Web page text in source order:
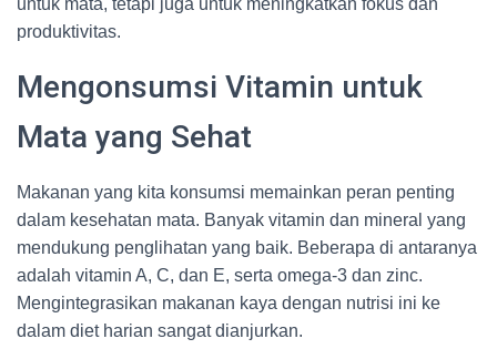
untuk mata, tetapi juga untuk meningkatkan fokus dan
produktivitas.
Mengonsumsi Vitamin untuk
Mata yang Sehat
Makanan yang kita konsumsi memainkan peran penting
dalam kesehatan mata. Banyak vitamin dan mineral yang
mendukung penglihatan yang baik. Beberapa di antaranya
adalah vitamin A, C, dan E, serta omega-3 dan zinc.
Mengintegrasikan makanan kaya dengan nutrisi ini ke
dalam diet harian sangat dianjurkan.